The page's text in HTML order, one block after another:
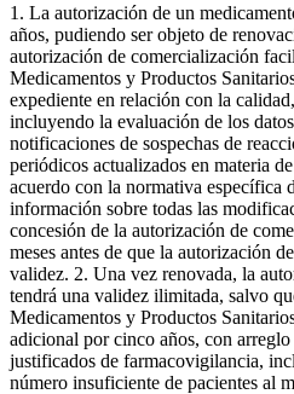
1. La autorización de un
años, pudiendo ser objeto de
autorización de comercialización
Medicamentos y Productos
expediente en relación con la
incluyendo la evaluación de los
notificaciones de sospechas de
periódicos actualizados en materia
acuerdo con la normativa específica
información sobre todas las
concesión de la autorización de
meses antes de que la autorización
validez. 2. Una vez renovada, la
tendrá una validez ilimitada, salvo
Medicamentos y Productos
adicional por cinco años, con
justificados de farmacovigilancia,
número insuficiente de pacientes al